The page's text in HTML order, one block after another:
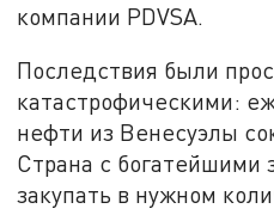
компании PDVSA.
Последствия были
катастрофическими:
нефти из Венесуэлы
Страна с богатейшими
закупать в нужном